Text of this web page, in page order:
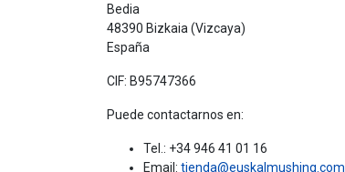
Bedia
48390 Bizkaia (Vizcaya)
España
CIF: B95747366
Puede contactarnos en:
Tel.: +34 946 41 01 16
Email: tienda@euskalmushing.com